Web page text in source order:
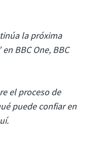
la próxima
en BBC One, BBC
el proceso de
puede confiar en